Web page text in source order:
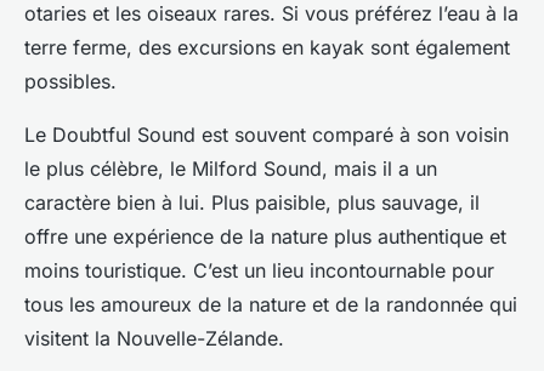
otaries et les oiseaux rares. Si vous préférez l’eau à la
terre ferme, des excursions en kayak sont également
possibles.
Le Doubtful Sound est souvent comparé à son voisin
le plus célèbre, le Milford Sound, mais il a un
caractère bien à lui. Plus paisible, plus sauvage, il
offre une expérience de la nature plus authentique et
moins touristique. C’est un lieu incontournable pour
tous les amoureux de la nature et de la randonnée qui
visitent la Nouvelle-Zélande.